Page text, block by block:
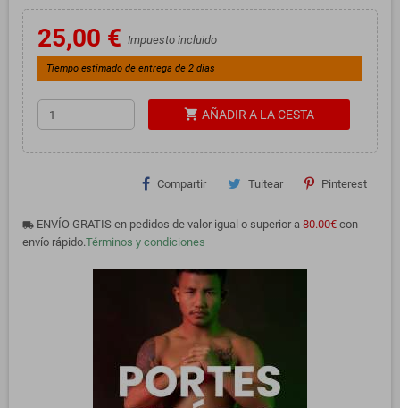
25,00 € Impuesto incluido
Tiempo estimado de entrega de 2 días
shopping_cart AÑADIR A LA CESTA
Compartir Tuitear Pinterest
local_shipping ENVÍO GRATIS en pedidos de valor igual o superior a 80.00€ con
envío rápido.Términos y condiciones